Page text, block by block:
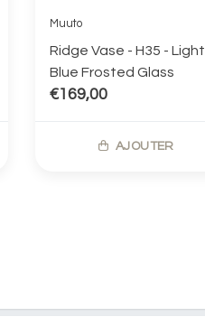
Muuto
Ridge Vase - H35 - Light
Blue Frosted Glass
€169,00
AJOUTER